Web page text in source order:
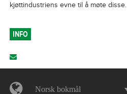
kjøttindustriens evne til å møte disse.
INFO
Norsk bokmål